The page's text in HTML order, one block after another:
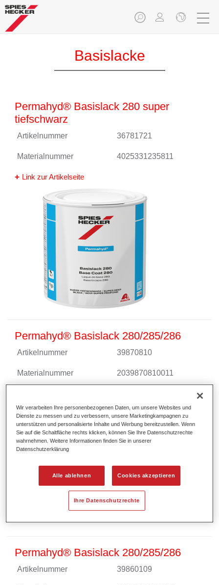
Basislacke
Permahyd® Basislack 280 super
tiefschwarz
Artikelnummer 36781721
Materialnummer 4025331235811
Link zur Artikelseite
Permahyd® Basislack 280/285/286
Artikelnummer 39870810
Materialnummer 2039870810011
Permahyd® Basislack 280/285/286
Artikelnummer 39860109
Wir verarbeiten Ihre personenbezogenen Daten, um unsere Websites und
Dienste zu messen und zu verbessern, unsere Marketingkampagnen zu
unterstützen und personalisierte Inhalte und Werbung bereitzustellen. Wenn
Sie auf die Schaltfläche rechts klicken, können Sie Ihre Datenschutzrechte
wahrnehmen. Weitere Informationen finden Sie in unserer
Datenschutzerklärung
Alle ablehnen Cookies akzeptieren
Ihre Datenschutzrechte